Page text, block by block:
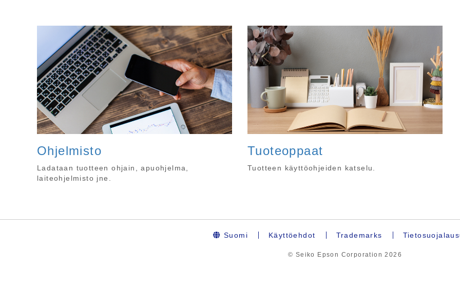
Ohjelmisto
Ladataan tuotteen ohjain, apuohjelma,
laiteohjelmisto jne.
Tuoteoppaat
Tuotteen käyttöohjeiden katselu.
Suomi Käyttöehdot Trademarks
© Seiko Epson Corporation2026